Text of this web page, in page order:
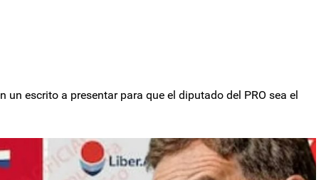
escrito a presentar para que el diputado del PRO sea el